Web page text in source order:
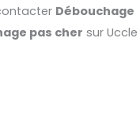
Débouchage
pas cher sur Uccle